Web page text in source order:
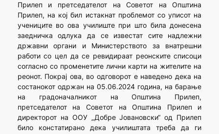
Прилеп и претседателот на Советот на Општина
Прилеп, на кој бил истакнат проблемот со уписот на
учениците во ова училиште при што била донесена
заедничка одлука да се известат сите надлежни
државни органи и Министерството за внатрешни
работи со цел да се ревидираат реонските списоци
согласно со променетите лични карти на жителите на
реонот. Покрај ова, во одговорот е наведено дека на
состанокот одржан на 05.06.2024 година, на барање
на градоначалникот на Општина Прилеп,
претседателот на Советот на Општина Прилеп и
директорот на ООУ „Добре Јовановски“ од Прилеп
било констатирано дека училиштата треба да ги